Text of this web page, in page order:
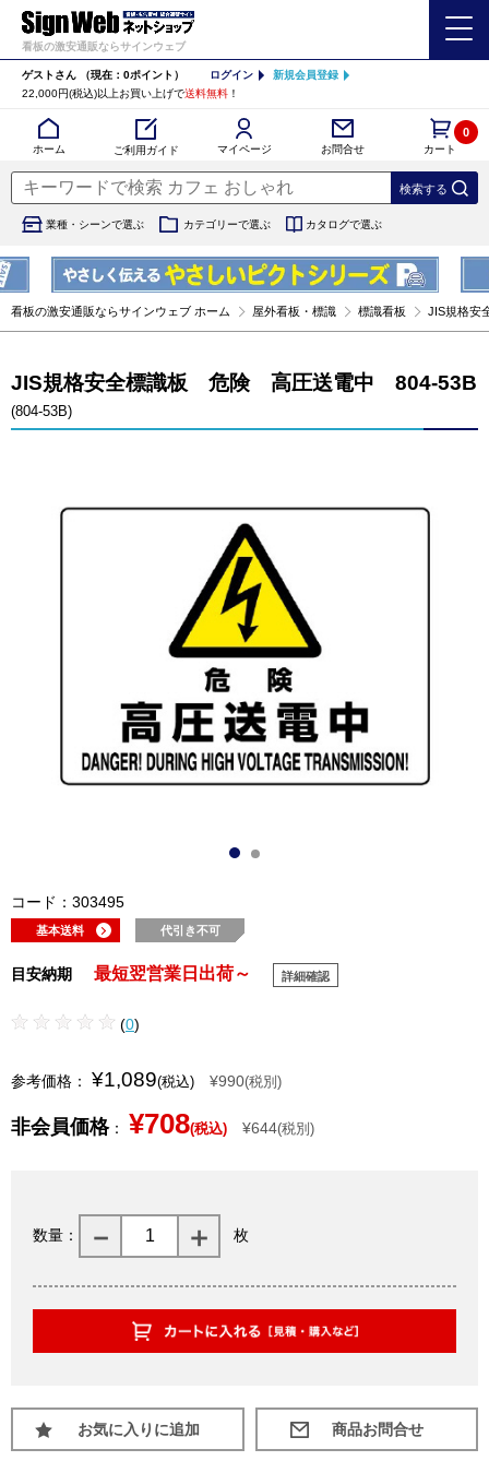
看板の激安通販ならサインウェブ
ゲストさん （現在：0ポイント） ログイン
新規会員登録
22,000円(税込)以上お買い上げで送料無料 ！
ホーム ご利用ガイド マイページ お問合せ カート
0
業種・シーンで選ぶ カテゴリーで選ぶ カタログで選ぶ
看板の激安通販ならサインウェブ ホーム 屋外看板・標識 標識看板 JIS規格安
JIS規格安全標識板 危険 高圧送電中 804-53B
(804-53B)
コード：303495
基本送料 代引き不可
目安納期 最短翌営業日出荷～ 詳細確認
(0)
参考価格： ¥1,089(税込) ¥990(税別)
非会員価格： ¥708(税込) ¥644(税別)
数量： 枚
お気に入りに追加